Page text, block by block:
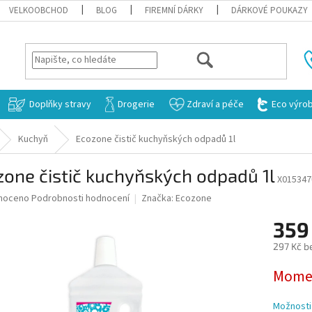
VELKOOBCHOD BLOG FIREMNÍ DÁRKY DÁRKOVÉ POUKAZY
HLEDAT
Doplňky stravy Drogerie Zdraví a péče Eco
Kuchyň Ecozone čistič kuchyňských odpadů 1l
čistič kuchyňských odpadů 1l
Podrobnosti hodnocení Značka: Ecozone
297 Kč
cena: